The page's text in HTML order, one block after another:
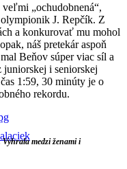
„ochudobnená“,
J. Repčík. Z
a konkurovať mu mohol
náš pretekár aspoň
Beňov súper viac síl a
juniorskej i seniorskej
1:59, 30 minúty je o
rekordu.
medzi ženami i